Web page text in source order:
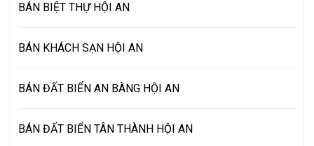
BÁN BIỆT THỰ HỘI AN
BÁN KHÁCH SẠN HỘI AN
BÁN ĐẤT BIỂN AN BÀNG HỘI AN
BÁN ĐẤT BIỂN TÂN THÀNH HỘI AN